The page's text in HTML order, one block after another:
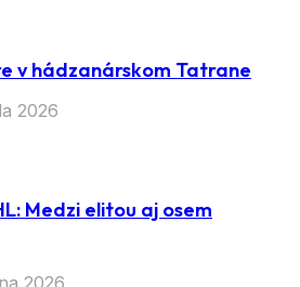
v hádzanárskom Tatrane
2026
Medzi elitou aj osem
2026